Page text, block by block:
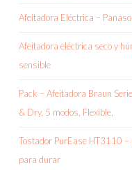
Afeitadora Eléctrica –
Afeitadora eléctrica seco y
sensible
Pack – Afeitadora Braun
& Dry, 5 modos, Flexible,
Tostador PurEase HT3110
para durar